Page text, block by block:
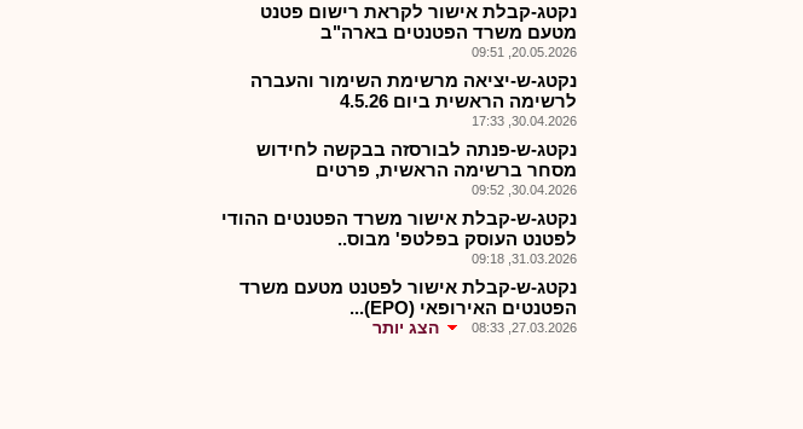
נקטג-קבלת אישור לקראת רישום פטנט
מטעם משרד הפטנטים בארה"ב
20.05.2026, 09:51
נקטג-ש-יציאה מרשימת השימור והעברה
לרשימה הראשית ביום 4.5.26
30.04.2026, 17:33
נקטג-ש-פנתה לבורסזה בבקשה לחידוש
מסחר ברשימה הראשית, פרטים
30.04.2026, 09:52
נקטג-ש-קבלת אישור משרד הפטנטים ההודי
לפטנט העוסק בפלטפ' מבוס..
31.03.2026, 09:18
נקטג-ש-קבלת אישור לפטנט מטעם משרד
הפטנטים האירופאי (EPO)...
27.03.2026, 08:33 הצג יותר